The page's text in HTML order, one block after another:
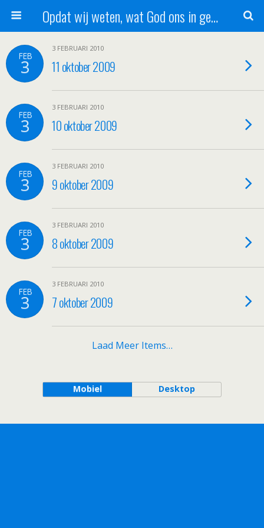
Opdat wij weten, wat God ons in genade schenkt!
FEB
3
3 FEBRUARI 2010
11 oktober 2009
FEB
3
3 FEBRUARI 2010
10 oktober 2009
FEB
3
3 FEBRUARI 2010
9 oktober 2009
FEB
3
3 FEBRUARI 2010
8 oktober 2009
FEB
3
3 FEBRUARI 2010
7 oktober 2009
Laad Meer Items…
Mobiel Desktop